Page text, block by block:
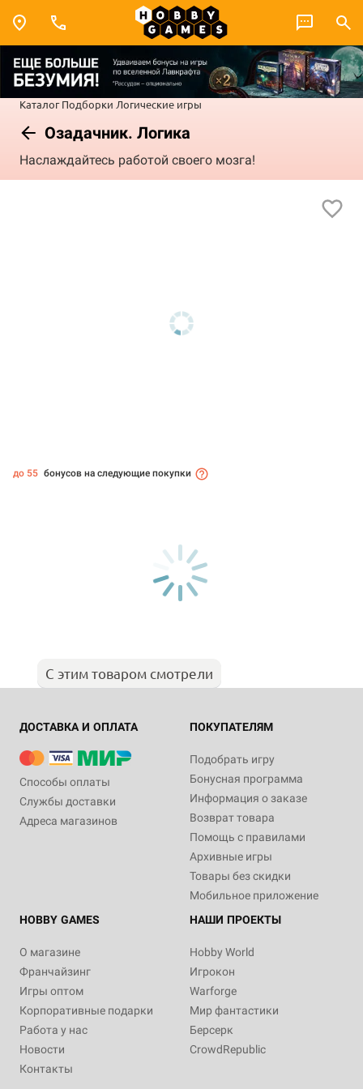
Каталог Подборки Логические игры
Озадачник. Логика
Наслаждайтесь работой своего мозга!
до 55 бонусов на следующие покупки
С этим товаром смотрели
ДОСТАВКА И ОПЛАТА
Способы оплаты
Службы доставки
Адреса магазинов
ПОКУПАТЕЛЯМ
Подобрать игру
Бонусная программа
Информация о заказе
Возврат товара
Помощь с правилами
Архивные игры
Товары без скидки
Мобильное приложение
HOBBY GAMES
О магазине
Франчайзинг
Игры оптом
Корпоративные подарки
Работа у нас
Новости
Контакты
НАШИ ПРОЕКТЫ
Hobby World
Игрокон
Warforge
Мир фантастики
Берсерк
CrowdRepublic